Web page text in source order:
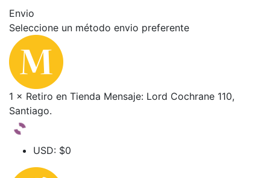
Envio
Seleccione un método envio preferente
1 × Retiro en Tienda Mensaje: Lord Cochrane 110,
Santiago.
USD: $0